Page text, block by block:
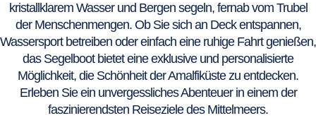
kristallklarem Wasser und Bergen segeln, fernab vom Trubel
der Menschenmengen. Ob Sie sich an Deck entspannen,
Wassersport betreiben oder einfach eine ruhige Fahrt genießen,
das Segelboot bietet eine exklusive und personalisierte
Möglichkeit, die Schönheit der Amalfiküste zu entdecken.
Erleben Sie ein unvergessliches Abenteuer in einem der
faszinierendsten Reiseziele des Mittelmeers.